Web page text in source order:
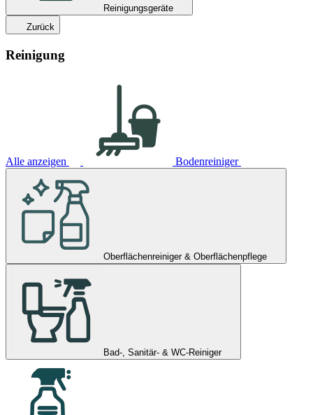
Reinigungsgeräte
Zurück
Reinigung
Alle anzeigen Bodenreiniger
Oberflächenreiniger & Oberflächenpflege
Bad-, Sanitär- & WC-Reiniger